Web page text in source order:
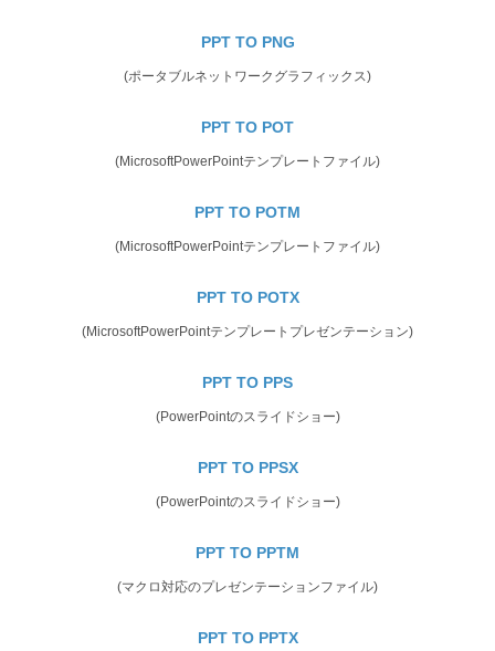
PPT TO PNG
(ポータブルネットワークグラフィックス)
PPT TO POT
(MicrosoftPowerPointテンプレートファイル)
PPT TO POTM
(MicrosoftPowerPointテンプレートファイル)
PPT TO POTX
(MicrosoftPowerPointテンプレートプレゼンテーション)
PPT TO PPS
(PowerPointのスライドショー)
PPT TO PPSX
(PowerPointのスライドショー)
PPT TO PPTM
(マクロ対応のプレゼンテーションファイル)
PPT TO PPTX